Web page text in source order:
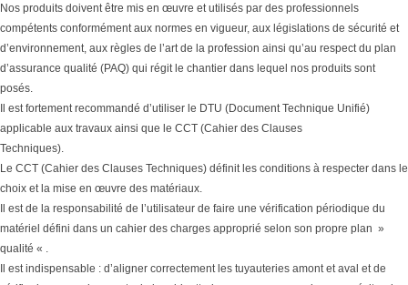
Nos produits doivent être mis en œuvre et utilisés par des professionnels
compétents conformément aux normes en vigueur, aux législations de sécurité et
d’environnement, aux règles de l’art de la profession ainsi qu’au respect du plan
d’assurance qualité (PAQ) qui régit le chantier dans lequel nos produits sont
posés.
Il est fortement recommandé d’utiliser le DTU (Document Technique Unifié)
applicable aux travaux ainsi que le CCT (Cahier des Clauses
Techniques).
Le CCT (Cahier des Clauses Techniques) définit les conditions à respecter dans le
choix et la mise en œuvre des matériaux.
Il est de la responsabilité de l’utilisateur de faire une vérification périodique du
matériel défini dans un cahier des charges approprié selon son propre plan »
qualité « .
Il est indispensable : d’aligner correctement les tuyauteries amont et aval et de